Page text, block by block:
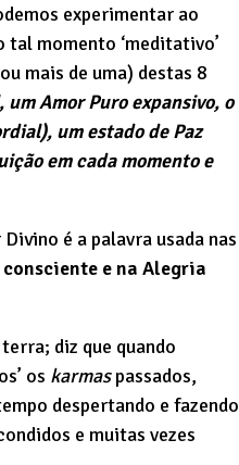
experimentar ao
momento ‘meditativo’
mais de uma) destas 8
Amor Puro expansivo, o
um estado de Paz
em cada momento e
é a palavra usada nas
e na Alegria
diz que quando
os karmaspassados,
despertando e fazendo
e muitas vezes